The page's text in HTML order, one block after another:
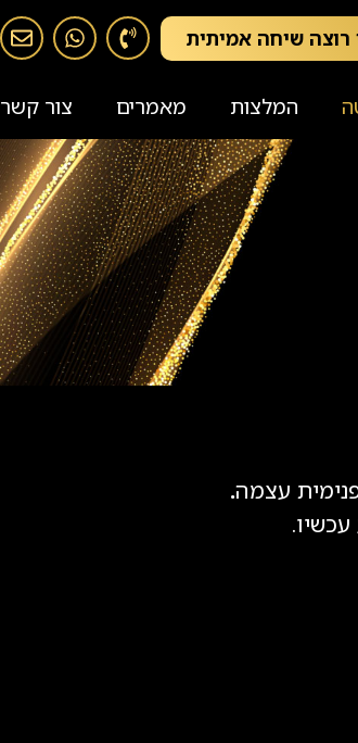
רוצה שיחה אמיתית
המלצות מאמרים צור קשר
עצמה.